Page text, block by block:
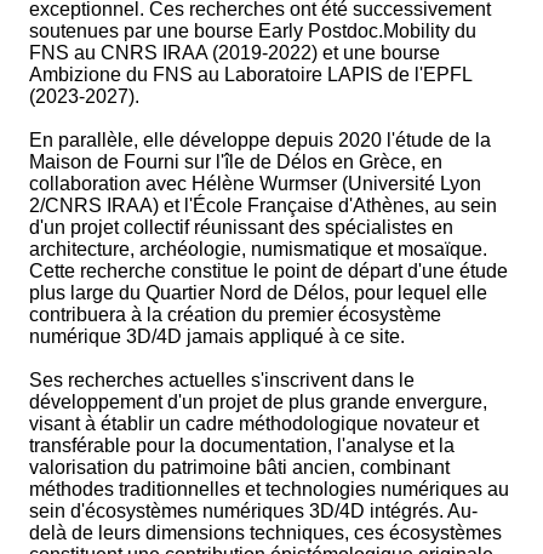
exceptionnel. Ces recherches ont été successivement
soutenues par une bourse Early Postdoc.Mobility du
FNS au CNRS IRAA (2019-2022) et une bourse
Ambizione du FNS au Laboratoire LAPIS de l'EPFL
(2023-2027).
En parallèle, elle développe depuis 2020 l'étude de la
Maison de Fourni sur l'île de Délos en Grèce, en
collaboration avec Hélène Wurmser (Université Lyon
2/CNRS IRAA) et l'École Française d'Athènes, au sein
d'un projet collectif réunissant des spécialistes en
architecture, archéologie, numismatique et mosaïque.
Cette recherche constitue le point de départ d'une étude
plus large du Quartier Nord de Délos, pour lequel elle
contribuera à la création du premier écosystème
numérique 3D/4D jamais appliqué à ce site.
Ses recherches actuelles s'inscrivent dans le
développement d'un projet de plus grande envergure,
visant à établir un cadre méthodologique novateur et
transférable pour la documentation, l'analyse et la
valorisation du patrimoine bâti ancien, combinant
méthodes traditionnelles et technologies numériques au
sein d'écosystèmes numériques 3D/4D intégrés. Au-
delà de leurs dimensions techniques, ces écosystèmes